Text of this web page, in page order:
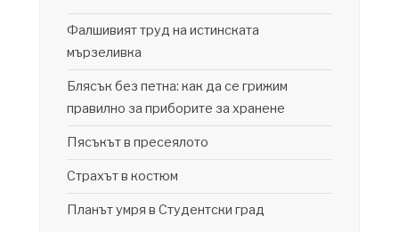
Фалшивият труд на истинската
мързеливка
Блясък без петна: как да се грижим
правилно за приборите за хранене
Пясъкът в пресеялото
Страхът в костюм
Планът умря в Студентски град